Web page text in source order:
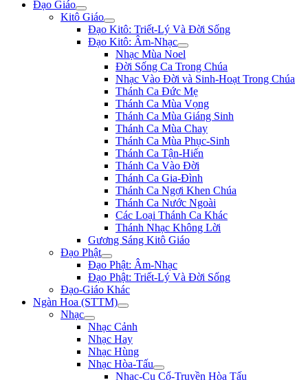
Đạo Giáo
Kitô Giáo
Đạo Kitô: Triết-Lý Và Đời Sống
Đạo Kitô: Âm-Nhạc
Nhạc Mùa Noel
Đời Sống Ca Trong Chúa
Nhạc Vào Đời và Sinh-Hoạt Trong Chúa
Thánh Ca Đức Mẹ
Thánh Ca Mùa Vọng
Thánh Ca Mùa Giáng Sinh
Thánh Ca Mùa Chay
Thánh Ca Mùa Phục-Sinh
Thánh Ca Tận-Hiến
Thánh Ca Vào Đời
Thánh Ca Gia-Đình
Thánh Ca Ngợi Khen Chúa
Thánh Ca Nước Ngoài
Các Loại Thánh Ca Khác
Thánh Nhạc Không Lời
Gương Sáng Kitô Giáo
Đạo Phật
Đạo Phật: Âm-Nhạc
Đạo Phật: Triết-Lý Và Đời Sống
Đạo-Giáo Khác
Ngàn Hoa (STTM)
Nhạc
Nhạc Cảnh
Nhạc Hay
Nhạc Hùng
Nhạc Hòa-Tấu
Nhạc-Cụ Cổ-Truyền Hòa Tấu